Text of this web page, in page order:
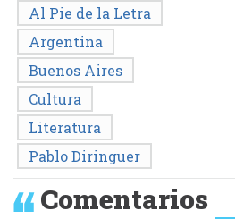
Al Pie de la Letra
Argentina
Buenos Aires
Cultura
Literatura
Pablo Diringuer
Comentarios